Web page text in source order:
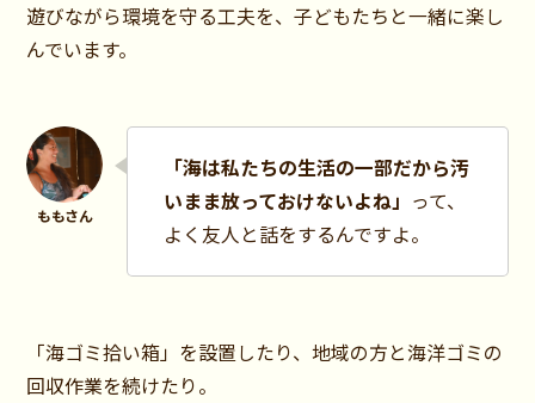
遊びながら環境を守る工夫を、子どもたちと一緒に楽し
んでいます。
「海は私たちの生活の一部だから汚
いまま放っておけないよね」 って、
よく友人と話をするんですよ。
「海ゴミ拾い箱」を設置したり、地域の方と海洋ゴミの
回収作業を続けたり。